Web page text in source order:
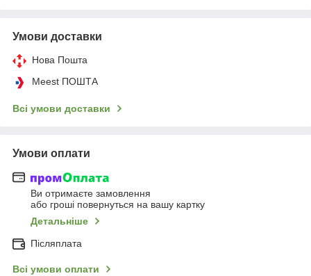
Умови доставки
Нова Пошта
Meest ПОШТА
Всі умови доставки
Умови оплати
Ви отримаєте замовлення
або гроші повернуться на вашу картку
Детальніше
Післяплата
Всі умови оплати